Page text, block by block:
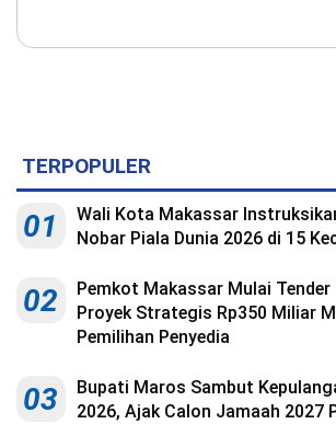
TERPOPULER
01
Wali Kota Makassar
Nobar Piala Dunia 2026 di 15
02
Pemkot Makassar Mulai
Proyek Strategis Rp350 Miliar
Pemilihan Penyedia
03
Bupati Maros Sambut
2026, Ajak Calon Jamaah 2027